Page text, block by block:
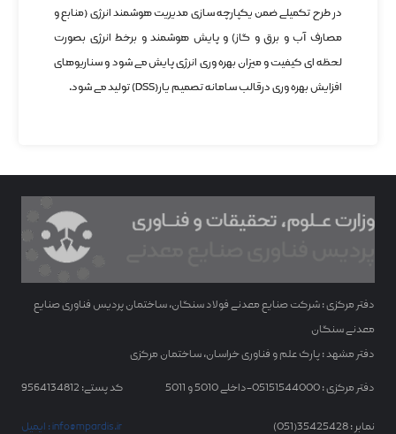
در طرح تکمیلی ضمن یکپارچه سازی مدیریت هوشمند انرژی (منابع و
مصارف آب و برق و گاز) و پایش هوشمند و برخط انرژی بصورت
لحظه ای کیفیت و میزان بهره وری انرژی پایش می شود و سناریوهای
افزایش بهره وری درقالب سامانه تصمیم یار(DSS) تولید می شود.
دفتر مرکزی : شرکت صنایع معدنی فولاد سنگان، ساختمان پردیس فناوری صنایع
معدنی سنگان
دفتر مشهد : پارک علم و فناوری خراسان، ساختمان مرکزی
کد پستی: 9564134812 دفتر مرکزی : 05151544000-داخلی 5010 و 5011
ایمیل : info@mpardis.ir نمابر : 35425428(051)